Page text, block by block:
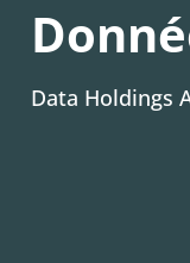
Plaidoyer
Initiatives
Data Holdings